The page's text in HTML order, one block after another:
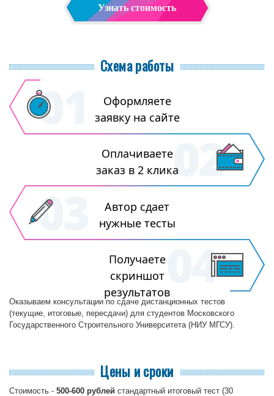
Узнать стоимость
Схема работы
Оформляете
заявку на сайте
Оплачиваете
заказ в 2 клика
Автор сдает
нужные тесты
Получаете
скриншот
результатов
Оказываем консультации по сдаче дистанционных тестов
(текущие, итоговые, пересдачи) для студентов Московского
Государственного Строительного Университета (НИУ МГСУ).
Цены и сроки
Стоимость - 500-600 рублей стандартный итоговый тест (30